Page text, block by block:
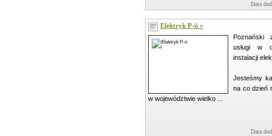
Data
Elektryk P-ń »
Poznański
usługi w
instalacji
Jesteśmy
na co dzień
w województwie wielko ...
Data